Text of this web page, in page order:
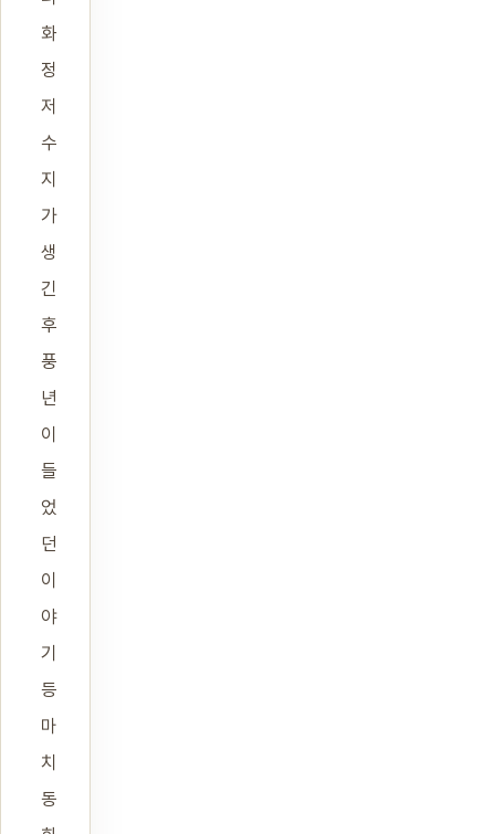
화
정
저
수
지
가
생
긴
후
풍
년
이
들
었
던
이
야
기
등
마
치
동